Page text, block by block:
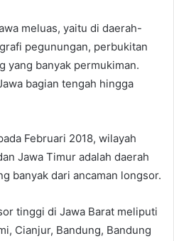
meluas, yaitu di daerah-
pegunungan, perbukitan
yang banyak permukiman.
bagian tengah hingga
Februari 2018, wilayah
Jawa Timur adalah daerah
banyak dari ancaman longsor.
tinggi di Jawa Barat meliputi
Cianjur, Bandung, Bandung